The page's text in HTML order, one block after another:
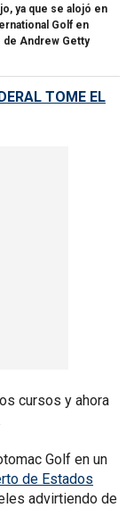
ya que se alojó en
Golf en
Andrew Getty
TOME EL
cursos y ahora
Golf en un
de Estados
advirtiendo de